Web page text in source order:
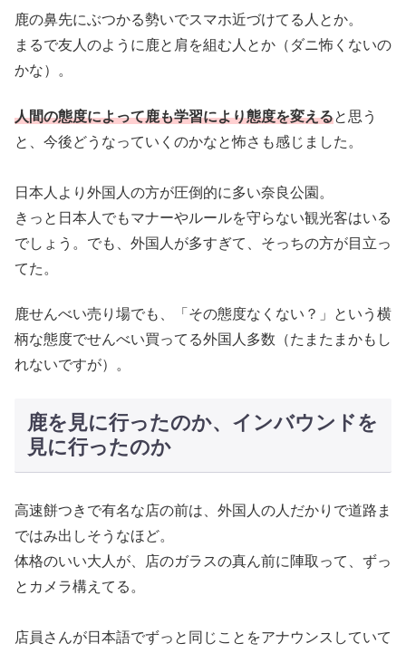
鹿の鼻先にぶつかる勢いでスマホ近づけてる人とか。
まるで友人のように鹿と肩を組む人とか（ダニ怖くないの
かな）。
人間の態度によって鹿も学習により態度を変えると思う
と、今後どうなっていくのかなと怖さも感じました。
日本人より外国人の方が圧倒的に多い奈良公園。
きっと日本人でもマナーやルールを守らない観光客はいる
でしょう。でも、外国人が多すぎて、そっちの方が目立っ
てた。
鹿せんべい売り場でも、「その態度なくない？」という横
柄な態度でせんべい買ってる外国人多数（たまたまかもし
れないですが）。
鹿を見に行ったのか、インバウンドを
見に行ったのか
高速餅つきで有名な店の前は、外国人の人だかりで道路ま
ではみ出しそうなほど。
体格のいい大人が、店のガラスの真ん前に陣取って、ずっ
とカメラ構えてる。
店員さんが日本語でずっと同じことをアナウンスしていて